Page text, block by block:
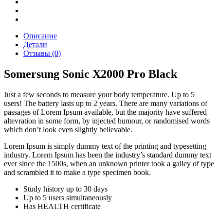
Описание
Детали
Отзывы (0)
Somersung Sonic X2000 Pro Black
Just a few seconds to measure your body temperature. Up to 5
users! The battery lasts up to 2 years. There are many variations of
passages of Lorem Ipsum available, but the majority have suffered
altevration in some form, by injected humour, or randomised words
which don’t look even slightly believable.
Lorem Ipsum is simply dummy text of the printing and typesetting
industry. Lorem Ipsum has been the industry’s standard dummy text
ever since the 1500s, when an unknown printer took a galley of type
and scrambled it to make a type specimen book.
Study history up to 30 days
Up to 5 users simultaneously
Has HEALTH certificate